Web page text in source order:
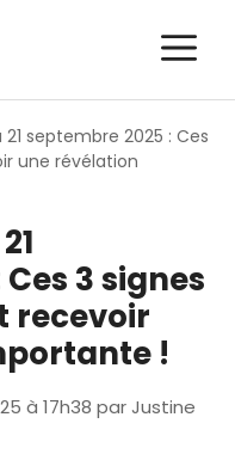
septembre 2025 : Ces
une révélation
3 signes
recevoir
!
à 17h38 parJustine